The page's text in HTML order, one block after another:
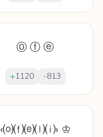
Ⓞ ⓕ ⓔ
+1120 -813
‹⒪⒡⒠⒧⒤› ♔